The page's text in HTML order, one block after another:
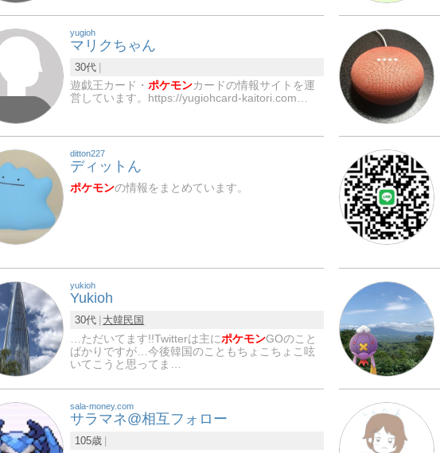
yugioh
マリクちゃん
30代
遊戯王カード・ ポケモンカードの情報サイトを運
営しています。https://yugiohcard-kaitori.com…
ditton227
ディットん
ポケモンの情報をまとめています。
yukioh
Yukioh
30代 大韓民国
…ただいてます!!Twitterは主にポケモンGOのこと
ばかりですが…今後韓国のこともちょこちょこ呟
いてこうと思ってま…
sala-money.com
サラマネ@相互フォロー
105歳